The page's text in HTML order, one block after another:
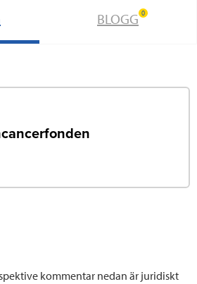
BLOGG 0
kommentar nedan är juridiskt